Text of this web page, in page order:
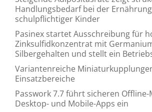
Handlungsbedarf bei der Ernährung
schulpflichtiger Kinder
Pasinex startet Ausschreibung für
Zinksulfidkonzentrat mit
Silbergehalten und stellt ein
Variantenreiche
Einsatzbereiche
Passwork 7.7 führt sicheren
Desktop- und Mobile-Apps ein